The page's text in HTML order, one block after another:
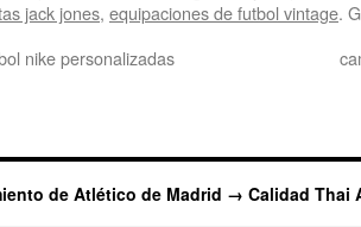
jack jones, equipaciones de futbol vintage.
nike personalizadas
de Atlético de Madrid → Calidad Thai